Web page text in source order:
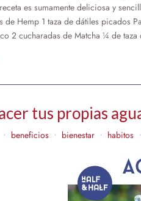
es sumamente deliciosa y
de Hemp 1 taza de dátiles picados
2 cucharadas de Matcha ¼ de
tus propias
• beneficios • bienestar • habitos •